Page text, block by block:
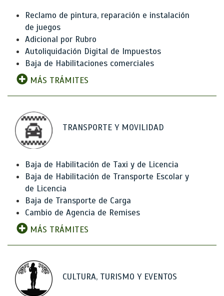
Reclamo de pintura, reparación e instalación
de juegos
Adicional por Rubro
Autoliquidación Digital de Impuestos
Baja de Habilitaciones comerciales
MÁS TRÁMITES
TRANSPORTE Y MOVILIDAD
Baja de Habilitación de Taxi y de Licencia
Baja de Habilitación de Transporte Escolar y
de Licencia
Baja de Transporte de Carga
Cambio de Agencia de Remises
MÁS TRÁMITES
CULTURA, TURISMO Y EVENTOS